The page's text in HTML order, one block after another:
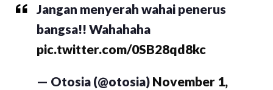
Jangan menyerah wahai penerus
bangsa!! Wahahaha
pic.twitter.com/0SB28qd8kc
— Otosia (@otosia) November 1,